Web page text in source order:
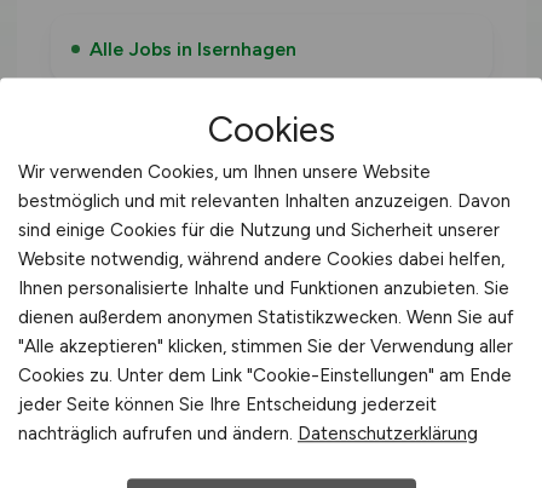
Alle Jobs in Isernhagen
Agrarmanager deutschlandweit
Agrarmanager in Niedersachsen
Agrarmanager in Winsen (Luhe)
Agrarmanager in Varel
Agrarmanager in Buxtehude
Cookies
Wir verwenden Cookies, um Ihnen unsere Website
bestmöglich und mit relevanten Inhalten anzuzeigen. Davon
sind einige Cookies für die Nutzung und Sicherheit unserer
Website notwendig, während andere Cookies dabei helfen,
Ihnen personalisierte Inhalte und Funktionen anzubieten. Sie
dienen außerdem anonymen Statistikzwecken. Wenn Sie auf
"Alle akzeptieren" klicken, stimmen Sie der Verwendung aller
Cookies zu. Unter dem Link "Cookie-Einstellungen" am Ende
jeder Seite können Sie Ihre Entscheidung jederzeit
nachträglich aufrufen und ändern. Datenschutzerklärung